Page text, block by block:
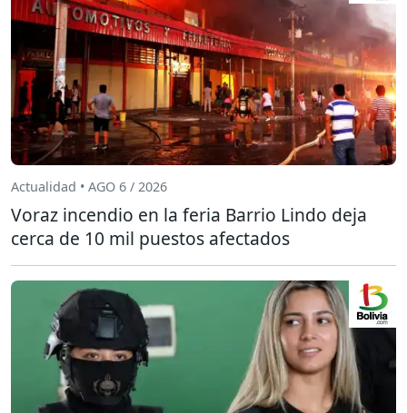
Actualidad • AGO 6 / 2026
Voraz incendio en la feria Barrio Lindo deja
cerca de 10 mil puestos afectados